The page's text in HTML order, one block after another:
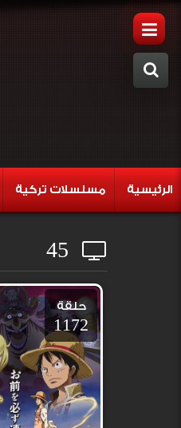
الرئيسية مسلسلات تركية
حلقة
1172